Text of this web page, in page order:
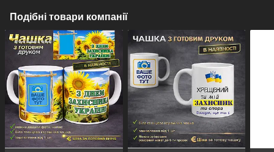
Подібні товари компанії